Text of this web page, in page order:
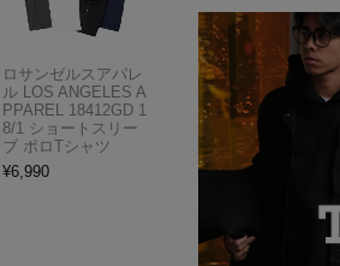
ロサンゼルスアパレ
ル LOS ANGELES A
PPAREL 18412GD 1
8/1 ショートスリー
ブ ポロTシャツ
¥6,990